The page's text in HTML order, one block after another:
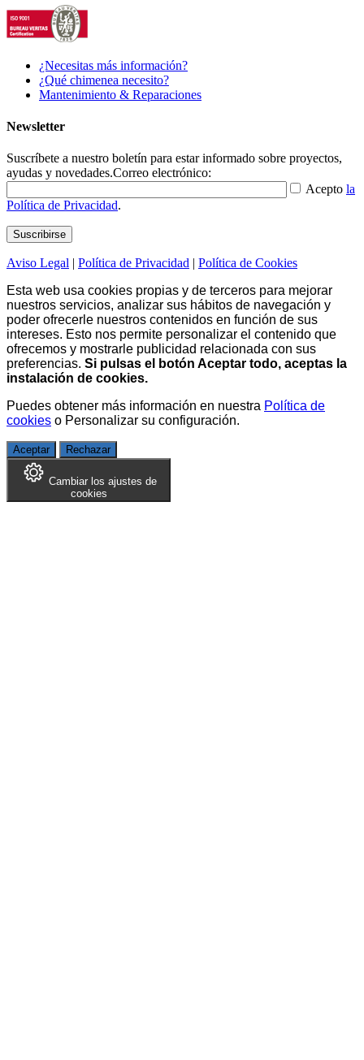
¿Necesitas más información?
¿Qué chimenea necesito?
Mantenimiento & Reparaciones
Newsletter
Suscríbete a nuestro boletín para estar informado sobre proyectos,
ayudas y novedades.Correo electrónico:
Acepto la
Política de Privacidad.
Aviso Legal | Política de Privacidad | Política de Cookies
Esta web usa cookies propias y de terceros para mejorar
nuestros servicios, analizar sus hábitos de navegación y
poder ofrecerle nuestros contenidos en función de sus
intereses. Esto nos permite personalizar el contenido que
ofrecemos y mostrarle publicidad relacionada con sus
preferencias. Si pulsas el botón Aceptar todo, aceptas la
instalación de cookies.
Puedes obtener más información en nuestra Política de
cookies o Personalizar su configuración.
Aceptar Rechazar
Cambiar los ajustes de
cookies